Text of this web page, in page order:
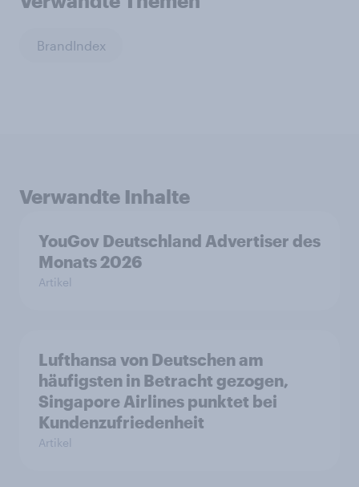
BrandIndex
Verwandte Inhalte
YouGov Deutschland Advertiser des
Monats 2026
Artikel
Lufthansa von Deutschen am
häufigsten in Betracht gezogen,
Singapore Airlines punktet bei
Kundenzufriedenheit
Artikel